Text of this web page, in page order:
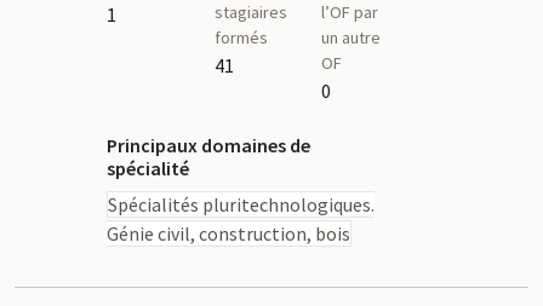
1
stagiaires
formés
41
l’OF par
un autre
OF
0
Principaux domaines de
spécialité
Spécialités pluritechnologiques.
Génie civil, construction, bois